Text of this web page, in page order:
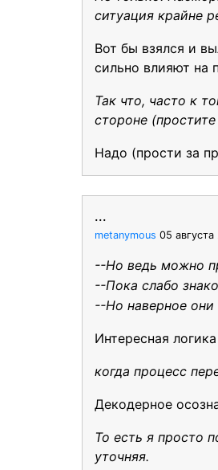
ситуация крайне
Вот бы взялся и
сильно влияют на
Так что, часто к
стороне
Надо (прости за
...
metanymous 05
--Но ведь можно
--Пока слабо
--Но наверное они
Интересная логика
когда процесс
Декодерное
То есть я просто
уточняя.